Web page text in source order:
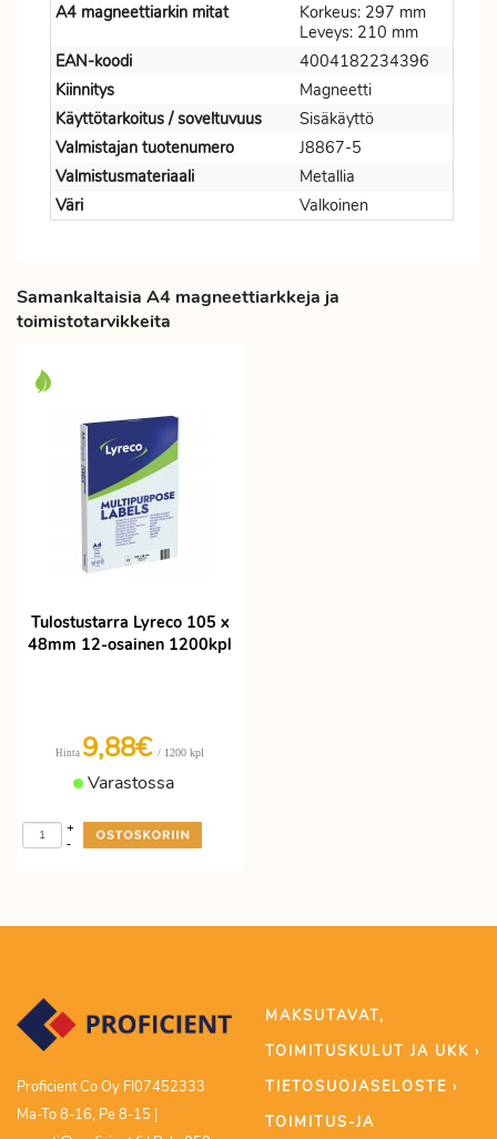
A4 magneettiarkin mitat
Korkeus: 297 mm
Leveys: 210 mm
EAN-koodi
4004182234396
Kiinnitys
Magneetti
Käyttötarkoitus / soveltuvuus
Sisäkäyttö
Valmistajan tuotenumero
J8867-5
Valmistusmateriaali
Metallia
Väri
Valkoinen
Samankaltaisia A4 magneettiarkkeja ja
toimistotarvikkeita
Tulostustarra Lyreco 105 x
48mm 12-osainen 1200kpl
Hinta 9,88€ / 1200 kpl
Varastossa
-
+
Proficient Co Oy FI07452333
Ma-To 8-16, Pe 8-15 |
MAKSUTAVAT,
TOIMITUSKULUT JA UKK ›
TIETOSUOJASELOSTE ›
TOIMITUS-JA